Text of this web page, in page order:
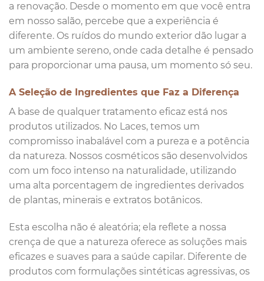
a renovação. Desde o momento em que você entra
em nosso salão, percebe que a experiência é
diferente. Os ruídos do mundo exterior dão lugar a
um ambiente sereno, onde cada detalhe é pensado
para proporcionar uma pausa, um momento só seu.
A Seleção de Ingredientes que Faz a Diferença
A base de qualquer tratamento eficaz está nos
produtos utilizados. No Laces, temos um
compromisso inabalável com a pureza e a potência
da natureza. Nossos cosméticos são desenvolvidos
com um foco intenso na naturalidade, utilizando
uma alta porcentagem de ingredientes derivados
de plantas, minerais e extratos botânicos.
Esta escolha não é aleatória; ela reflete a nossa
crença de que a natureza oferece as soluções mais
eficazes e suaves para a saúde capilar. Diferente de
produtos com formulações sintéticas agressivas, os